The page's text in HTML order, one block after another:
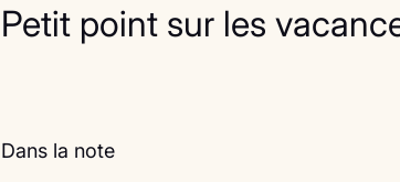
Petit point sur les
Dans la note